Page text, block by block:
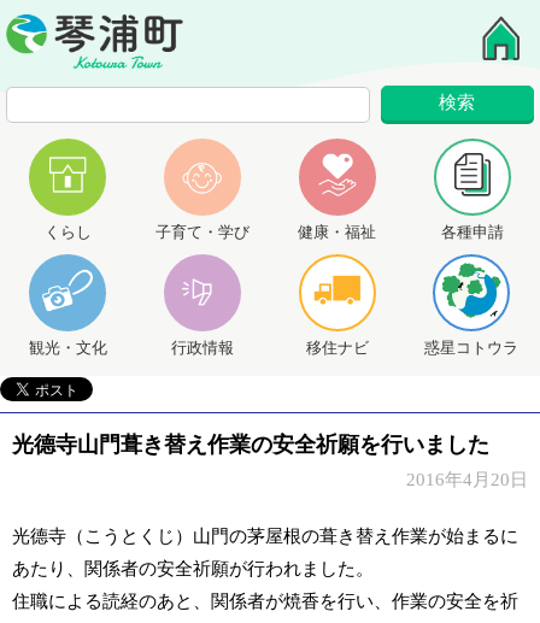
くらし 子育て・学び 健康・福祉 各種申請
観光・文化 行政情報 移住ナビ 惑星コトウラ
光德寺山門葺き替え作業の安全祈願を行いました
2016年4月20日
光德寺（こうとくじ）山門の茅屋根の葺き替え作業が始まるに
あたり、関係者の安全祈願が行われました。
住職による読経のあと、関係者が焼香を行い、作業の安全を祈